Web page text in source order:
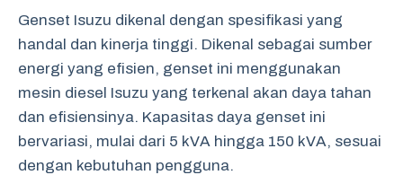
Genset Isuzu dikenal dengan spesifikasi yang
handal dan kinerja tinggi. Dikenal sebagai sumber
energi yang efisien, genset ini menggunakan
mesin diesel Isuzu yang terkenal akan daya tahan
dan efisiensinya. Kapasitas daya genset ini
bervariasi, mulai dari 5 kVA hingga 150 kVA, sesuai
dengan kebutuhan pengguna.